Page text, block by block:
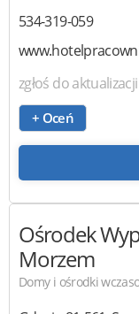
534-319-059
zgłoś do aktualizacji
+ Oceń
Ośrodek
Morzem
Domy i ośrodki